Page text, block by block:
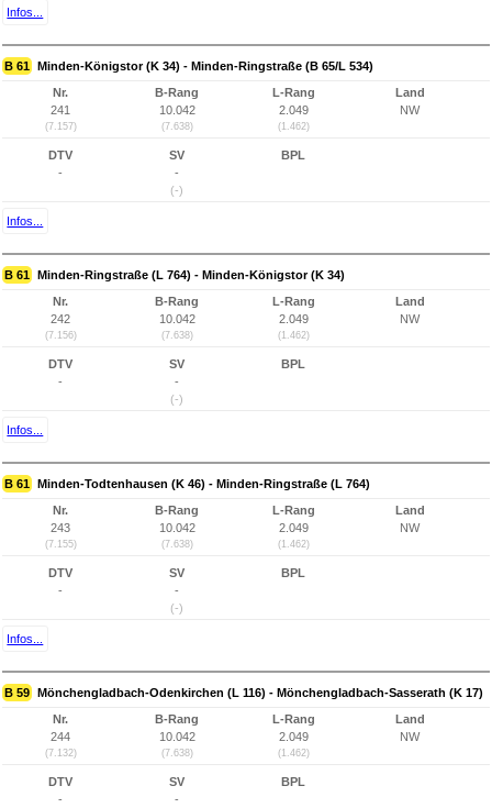
Infos...
B 61 Minden-Königstor (K 34) - Minden-Ringstraße (B 65/L 534)
Nr.
241
(7.157)
B-Rang
10.042
(7.638)
L-Rang
2.049
(1.462)
Land
NW
DTV
-
SV
-
(-)
BPL
Infos...
B 61 Minden-Ringstraße (L 764) - Minden-Königstor (K 34)
Nr.
242
(7.156)
B-Rang
10.042
(7.638)
L-Rang
2.049
(1.462)
Land
NW
DTV
-
SV
-
(-)
BPL
Infos...
B 61 Minden-Todtenhausen (K 46) - Minden-Ringstraße (L 764)
Nr.
243
(7.155)
B-Rang
10.042
(7.638)
L-Rang
2.049
(1.462)
Land
NW
DTV
-
SV
-
(-)
BPL
Infos...
B 59 Mönchengladbach-Odenkirchen (L 116) - Mönchengladbach-Sasserath (K 17)
Nr.
244
(7.132)
B-Rang
10.042
(7.638)
L-Rang
2.049
(1.462)
Land
NW
DTV
-
SV
-
BPL